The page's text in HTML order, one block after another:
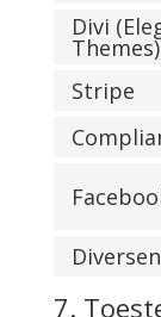
Divi
Themes)
Stripe
Diversen
7.